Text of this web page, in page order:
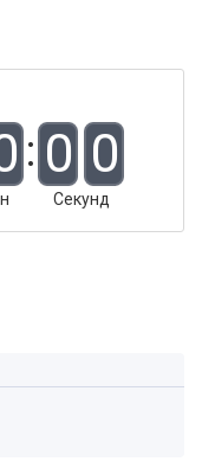
0 0
Секунд